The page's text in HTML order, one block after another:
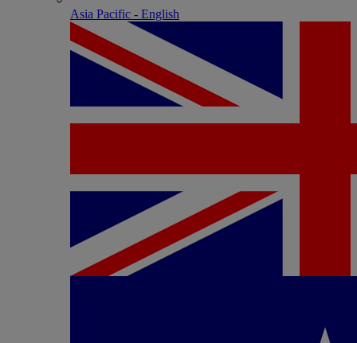
Asia Pacific - English